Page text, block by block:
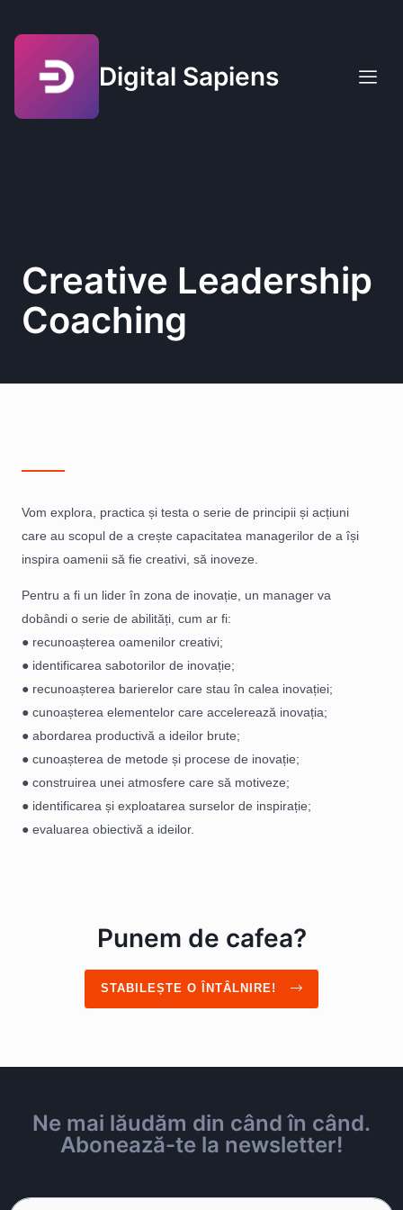
Digital Sapiens
Creative Leadership
Coaching
Vom explora, practica și testa o serie de principii și acțiuni
care au scopul de a crește capacitatea managerilor de a își
inspira oamenii să fie creativi, să inoveze.
Pentru a fi un lider în zona de inovație, un manager va
dobândi o serie de abilități, cum ar fi:
● recunoașterea oamenilor creativi;
● identificarea sabotorilor de inovație;
● recunoașterea barierelor care stau în calea inovației;
● cunoașterea elementelor care accelerează inovația;
● abordarea productivă a ideilor brute;
● cunoașterea de metode și procese de inovație;
● construirea unei atmosfere care să motiveze;
● identificarea și exploatarea surselor de inspirație;
● evaluarea obiectivă a ideilor.
Punem de cafea?
STABILEȘTE O ÎNTÂLNIRE!
Ne mai lăudăm din când în când.
Abonează-te la newsletter!